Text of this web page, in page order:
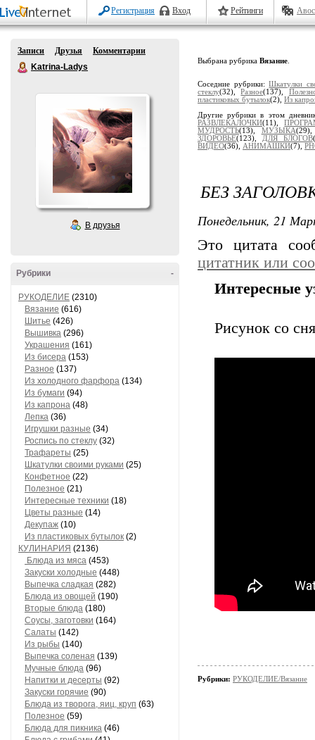
Регистрация Вход Рейтинги
Записи Друзья
Комментарии
Katrina-Ladys
В друзья
-
Рубрики
РУКОДЕЛИЕ (2310)
Вязание (616)
Шитье (426)
Вышивка (296)
Украшения (161)
Из бисера (153)
Разное (137)
Из холодного фарфора (134)
Из бумаги (94)
Из капрона (48)
Лепка (36)
Игрушки разные (34)
Роспись по стеклу (32)
Трафареты (25)
Шкатулки своими руками (25)
Конфетное (22)
Полезное (21)
Интересные техники (18)
Цветы разные (14)
Декупаж (10)
Из пластиковых бутылок (2)
КУЛИНАРИЯ (2136)
Блюда из мяса (453)
Закуски холодные (448)
Выпечка сладкая (282)
Блюда из овощей (190)
Вторые блюда (180)
Соусы, заготовки (164)
Салаты (142)
Из рыбы (140)
Выпечка соленая (139)
Мучные блюда (96)
Напитки и десерты (92)
Закуски горячие (90)
Блюда из творога, яиц, круп (63)
Полезное (59)
Блюда для пикника (46)
Выбрана рубрика Вязание
Соседние рубрики:Шкатулки
стеклу(32),Разное(137),
пластиковых бутылок(2), Из
Другие рубрики в этом
РАЗВЛЕКАЛОЧКИ(11),
МУДРОСТЬ(13), МУЗЫКА
ЗДОРОВЬЕ(123), ДЛЯ БЛОГОВ
ВИДЕО(36), АНИМАШКИ(7),
БЕЗ
Понедельник, 21
Это цитата
цитатник или
Интересные
Рисунок со
Рубрики: РУКОДЕЛИЕ/Вязание